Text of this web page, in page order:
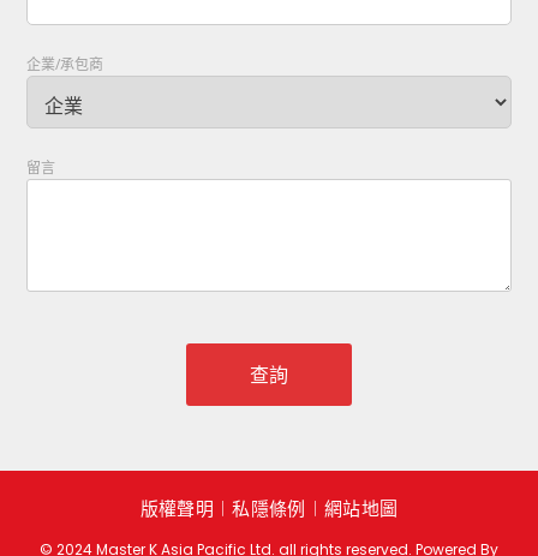
企業/承包商
留言
版權聲明 ︱私隱條例
網站地圖
© 2024 Master K Asia Pacific Ltd. all rights reserved. Powered By